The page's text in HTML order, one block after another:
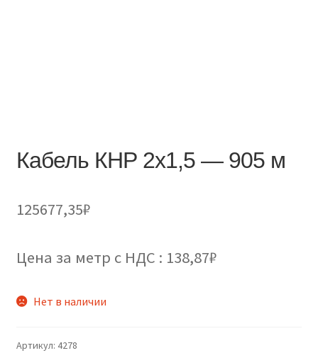
Кабель КНР 2х1,5 — 905 м
125677,35₽
Цена за метр с НДС : 138,87₽
Нет в наличии
Артикул: 4278